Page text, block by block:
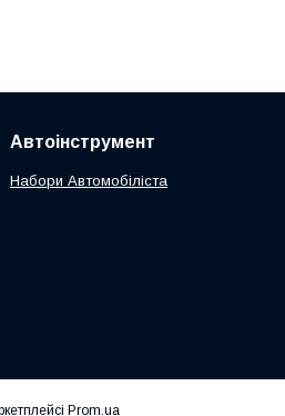
Автоінструмент
Набори Автомобіліста
Prom.ua